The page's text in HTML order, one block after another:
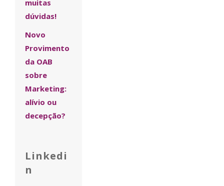
muitas
dúvidas!
Novo
Provimento
da OAB
sobre
Marketing:
alívio ou
decepção?
Linkedi
n